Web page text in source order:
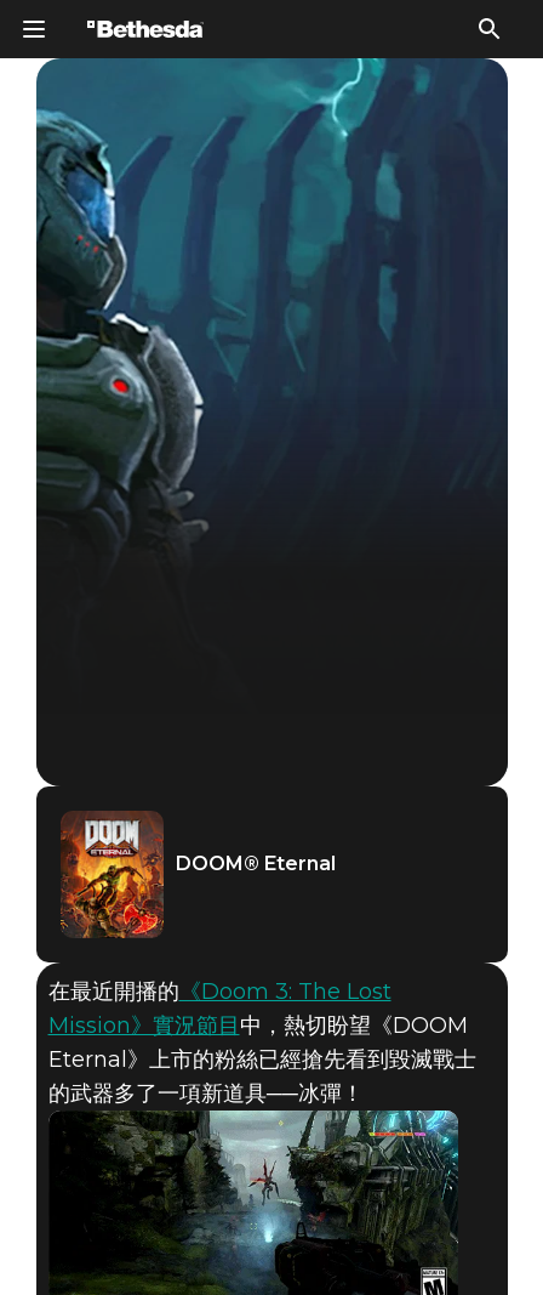
DOOM® Eternal
2019年10月25日
DOOM® Eternal
在最近開播的 《Doom 3: The Lost
Mission》實況節目 中，熱切盼望《DOOM
Eternal》上市的粉絲已經搶先看到毀滅戰士
的武器多了一項新道具──冰彈！